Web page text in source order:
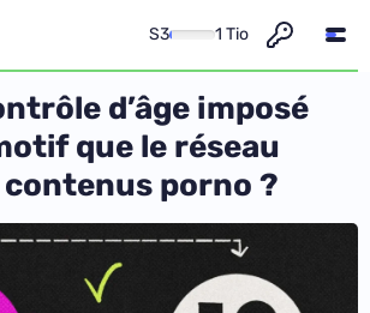
S3 1 Tio
d’âge imposé
que le réseau
porno ?